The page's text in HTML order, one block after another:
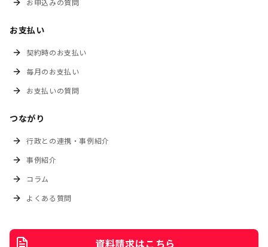
お申込みの質問
お支払い
契約時のお支払い
毎月のお支払い
お支払いの質問
つながり
行政との連携・事例紹介
事例紹介
コラム
よくある質問
資料請求はこちら